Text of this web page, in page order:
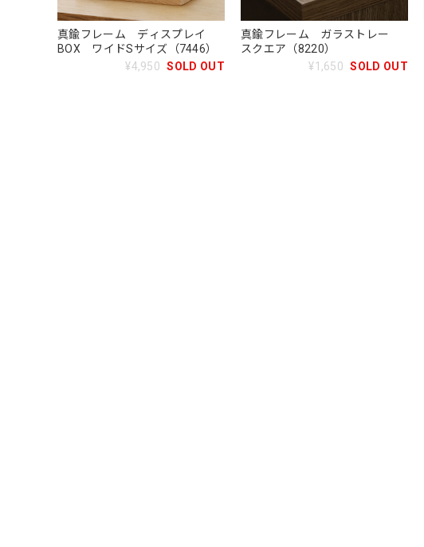
真鍮フレーム ディスプレイ
BOX ワイドSサイズ（7446）
¥4,950 SOLD OUT
真鍮フレーム ガラストレー
スクエア（8220）
¥1,650 SOLD OUT